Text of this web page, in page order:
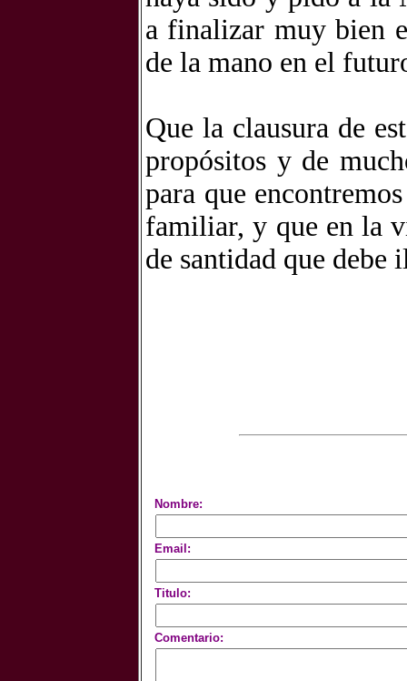
a finalizar muy bien
de la mano en el
Que la clausura de
propósitos y de
para que
familiar, y que en la
de santidad que
Nombre:
Email:
Titulo:
Comentario: